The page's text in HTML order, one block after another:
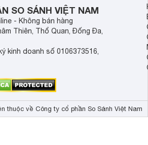
SO SÁNH VIỆT NAM
- Không bán hàng
Thiên, Thổ Quan, Đống Đa,
kinh doanh số 0106373516,
thuộc về Công ty cổ phần So Sánh Việt Nam